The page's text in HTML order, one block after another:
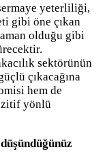
yeterliliği,
gibi öne çıkan
olduğu gibi
sektörünün
çıkacağına
hem de
yönlü